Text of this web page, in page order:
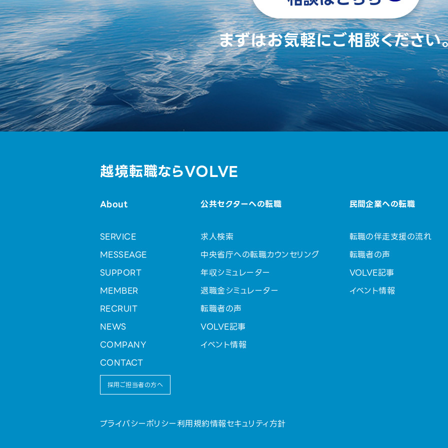
まずはお気軽にご相談ください
越境転職ならVOLVE
About
SERVICE
MESSEAGE
SUPPORT
MEMBER
RECRUIT
NEWS
COMPANY
CONTACT
採用ご担当者の方へ
公共セクターへの転職
求人検索
中央省庁への転職カウンセリング
年収シミュレーター
退職金シミュレーター
転職者の声
VOLVE記事
イベント情報
民間企業への転職
転職の伴走支援の流れ
転職者の声
VOLVE記事
イベント情報
プライバシーポリシー利用規約情報セキュリティ方針